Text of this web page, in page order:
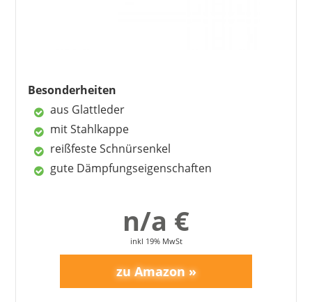
Besonderheiten
aus Glattleder
mit Stahlkappe
reißfeste Schnürsenkel
gute Dämpfungseigenschaften
n/a €
inkl 19% MwSt